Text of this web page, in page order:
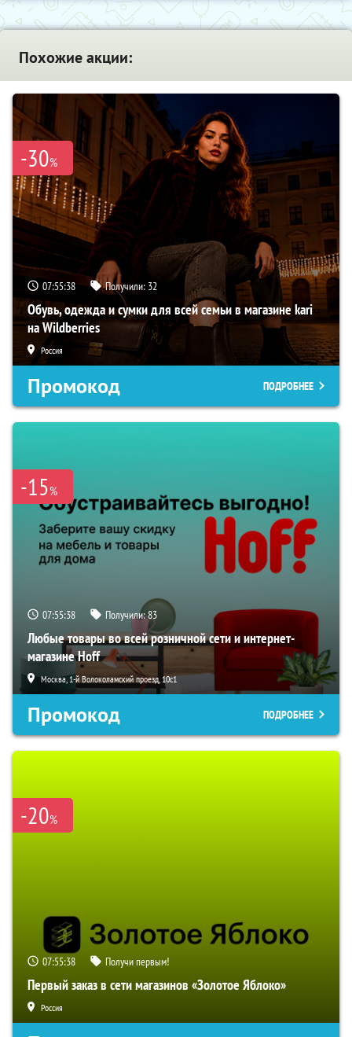
Похожие акции:
-30%
07:55:37 Получили: 32
Обувь, одежда и сумки для всей семьи в магазине kari
на Wildberries
Россия
Промокод ПОДРОБНЕЕ
-15%
07:55:37 Получили:83
Любые товары во всей розничной сети и интернет-
магазине Hoff
Москва, 1-й Волоколамский проезд, 10с1
Промокод ПОДРОБНЕЕ
-20%
07:55:37 Получи первым!
Первый заказ в сети магазинов «Золотое Яблоко»
Россия